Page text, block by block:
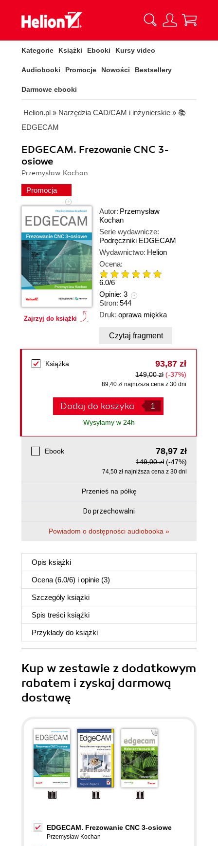
Kategorie Książki Ebooki Kursy video
Audiobooki Promocje Nowości Bestsellery
Darmowe ebooki
Helion.pl » Narzędzia CAD/CAM i inżynierskie » 📚
EDGECAM
EDGECAM. Frezowanie CNC 3-
osiowe
Przemysław Kochan
Promocja
Zajrzyj do książki
Autor: Przemysław
Kochan
Serie wydawnicze:
Podręczniki EDGECAM
Wydawnictwo: Helion
Ocena:
6.0/6
Opinie: 3
Stron: 544
Druk: oprawa miękka
Czytaj fragment
Książka 93,87 zł
149,00 zł (-37%)
89,40 zł najniższa cena z 30 dni
Dodaj do koszyka
Wysyłamy w 24h
Ebook 78,97 zł
149,00 zł (-47%)
74,50 zł najniższa cena z 30 dni
Przenieś na półkę
Do przechowalni
Powiadom o dostępności audiobooka »
Opis książki
Ocena (6.0/6) i opinie (3)
Szczegóły książki
Spis treści książki
Przykłady do książki
Kup w zestawie z dodatkowym
rabatem i zyskaj darmową
dostawę
EDGECAM. Frezowanie CNC 3-osiowe
Przemysław Kochan